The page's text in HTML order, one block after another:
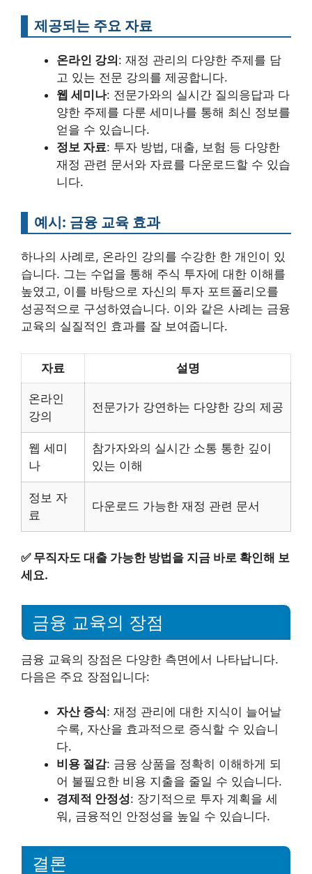
제공되는 주요 자료
온라인 강의 : 재정 관리의 다양한 주제를 담
고 있는 전문 강의를 제공합니다.
웹 세미나: 전문가와의 실시간 질의응답과 다
양한 주제를 다룬 세미나를 통해 최신 정보를
얻을 수 있습니다.
정보 자료: 투자 방법, 대출, 보험 등 다양한
재정 관련 문서와 자료를 다운로드할 수 있습
니다.
예시: 금융 교육 효과
하나의 사례로, 온라인 강의를 수강한 한 개인이 있
습니다. 그는 수업을 통해 주식 투자에 대한 이해를
높였고, 이를 바탕으로 자신의 투자 포트폴리오를
성공적으로 구성하였습니다. 이와 같은 사례는 금융
교육의 실질적인 효과를 잘 보여줍니다.
자료 설명
온라인
강의
전문가가 강연하는 다양한 강의 제공
웹 세미
나
참가자와의 실시간 소통 통한 깊이
있는 이해
정보 자
료
다운로드 가능한 재정 관련 문서
✅ 무직자도 대출 가능한 방법을 지금 바로 확인해 보
세요.
금융 교육의 장점
금융 교육의 장점은 다양한 측면에서 나타납니다.
다음은 주요 장점입니다:
자산 증식: 재정 관리에 대한 지식이 늘어날
수록, 자산을 효과적으로 증식할 수 있습니
다.
비용 절감: 금융 상품을 정확히 이해하게 되
어 불필요한 비용 지출을 줄일 수 있습니다.
경제적 안정성: 장기적으로 투자 계획을 세
워, 금융적인 안정성을 높일 수 있습니다.
결론